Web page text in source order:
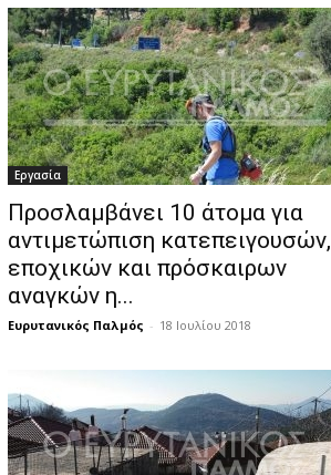
Εργασία
Προσλαμβάνει 10 άτομα για
αντιμετώπιση κατεπειγουσών,
εποχικών και πρόσκαιρων
αναγκών η...
Ευρυτανικός Παλμός - 18 Ιουλίου 2018